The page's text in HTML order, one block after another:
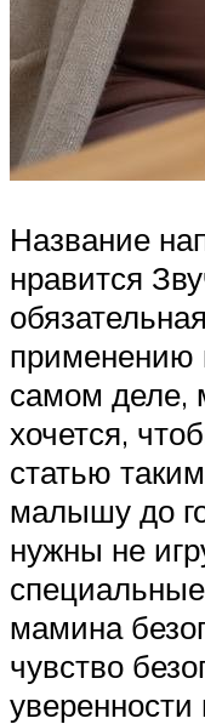
Название
нравится
применению
самом деле,
хочется,
статью
малышу до
нужны не
мамина
чувство